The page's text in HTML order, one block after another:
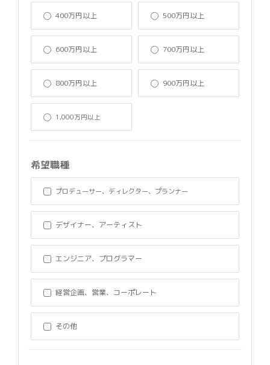
400万円以上 500万円以上
600万円以上 700万円以上
800万円以上 900万円以上
1,000万円以上
希望職種
プロデューサー、ディレクター、プランナー
デザイナー、アーティスト
エンジニア、プログラマー
経営企画、営業、コーポレート
その他